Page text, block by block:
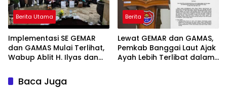
Berita Utama
Implementasi SE GEMAR
dan GAMAS Mulai Terlihat,
Wabup Ablit H. Ilyas dan
Kompak Ambil Rapor Anak
Berita
Lewat GEMAR dan GAMAS,
Pemkab Banggai Laut Ajak
Ayah Lebih Terlibat dalam
Baca Juga